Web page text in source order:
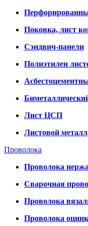
Поковка, лист
Сэндвич-панели
Полиэтилен
Лист ЦСП
Листовой
Проволока
Проволока
Сварочная
Проволока
Проволока